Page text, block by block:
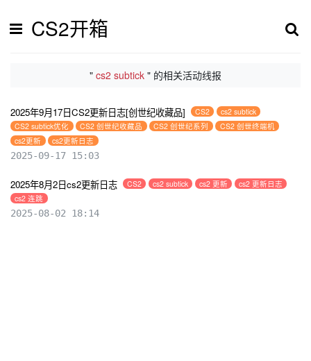
CS2开箱
" cs2 subtick " 的相关活动线报
2025年9月17日CS2更新日志[创世纪收藏品] CS2
cs2 subtick
CS2 subtick优化
CS2 创世纪收藏品 CS2 创世纪系列
CS2 创世终端机
cs2更新
cs2更新日志
2025-09-17 15:03
2025年8月2日cs2更新日志 CS2 cs2 subtick cs2 更新
cs2 更新日志
cs2 连跳
2025-08-02 18:14